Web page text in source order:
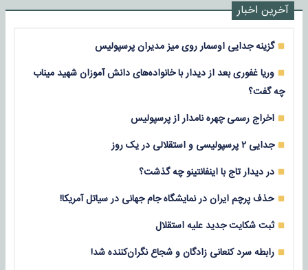
آخرین اخبار
گزینه جدایی اوسمار روی میز مدیران پرسپولیس
وریا غفوری بعد از دیدار با خانواده‌های دانش آموزان شهید میناب
چه گفت؟
اخراج رسمی چهره نامدار از پرسپولیس
جدایی ۲ پرسپولیسی و استقلالی در یک روز
در دیدار تاج با اینفانتینو چه گذشت؟
حذف پرچم ایران در نمایشگاه جام جهانی در سیاتل آمریکا!
ثبت شکایت جدید علیه استقلال
رابطه سرد کنعانی زادگان و شجاع نگران‌کننده شد!